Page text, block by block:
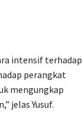
intensif terhadap
perangkat
mengungkap
jelas Yusuf.